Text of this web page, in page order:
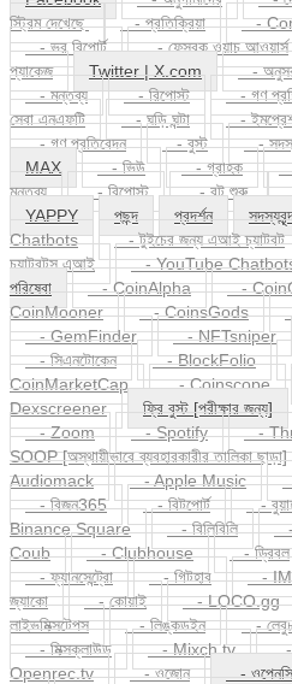
- ভর রিপোর্ট
- ফেসবুক ওয়াচ আওয়ার্স
প্যাকেজ
Twitter | X.com -
- মন্তব্য
- রিপোস্ট - গণ
সেবা এনএফটি
- ঘড়ি ঘন্টা -
- গণ প্রতিবেদন
- বুস্ট -
MAX
- ভিউ - গ্রাহক -
মন্তব্য
- রিপোস্ট - বট শুরু -
YAPPY
পছন্দ প্রদর্শন
Chatbots
- টুইচের জন্য এআই চ্যাটবট
চ্যাটবটস এআই
- YouTube
পরিষেবা
- CoinAlpha -
CoinMooner
- CoinsGods
- GemFinder
- NFTsniper
- সিএনটোকেন
- BlockFolio
CoinMarketCap
- Coinscope
Dexscreener
ফ্রি বুস্ট [পরীক্ষার জন্য]
- Zoom
- Spotify -
SOOP [অস্থায়ীভাবে ব্যবহারকারীর তালিকা ছাড়া]
Audiomack
- Apple Music -
- বিজন365
- বিটপোর্ট -
Binance Square
- বিলিবিলি -
Coub
- Clubhouse - ড্রিবল
- ফ্যানসেন্ট্রো
- গিটহাব -
জ্যাকো
- কোয়াই - LOCO.gg
লাইভমিক্সটেপস
- লিঙ্কডইন -
- মিক্সক্লাউড
- Mixch.tv -
Openrec.tv
- ওজোন - ওপেনসি
টিভি
- PUBG Mobile TOP-UP